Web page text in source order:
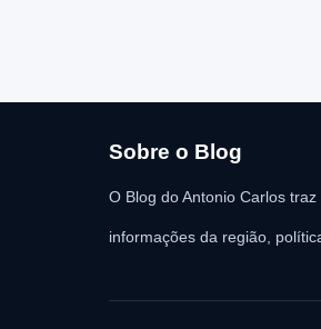
Sobre o Blog
O Blog do Antonio Carlos
informações da região,